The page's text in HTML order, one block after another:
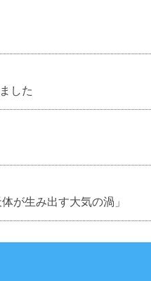
した
体が生み出す大気の渦」